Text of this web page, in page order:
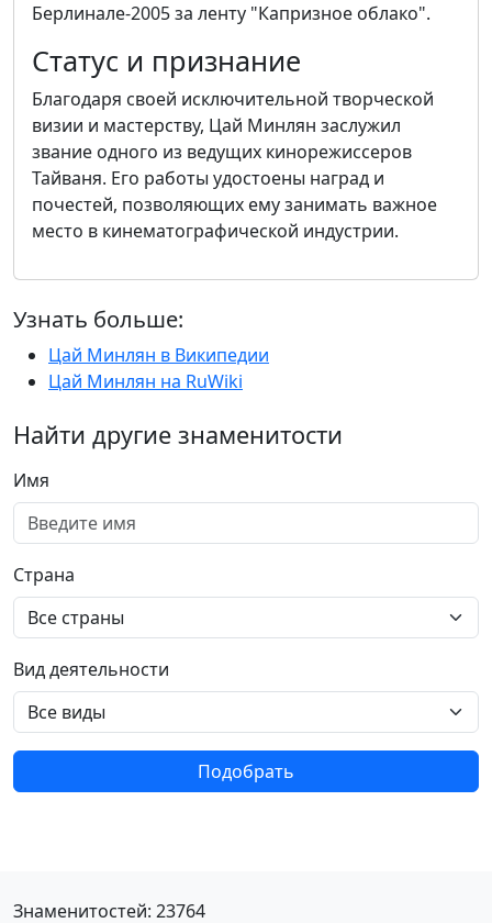
Берлинале-2005 за ленту "Капризное облако".
Статус и признание
Благодаря своей исключительной творческой
визии и мастерству, Цай Минлян заслужил
звание одного из ведущих кинорежиссеров
Тайваня. Его работы удостоены наград и
почестей, позволяющих ему занимать важное
место в кинематографической индустрии.
Узнать больше:
Цай Минлян в Википедии
Цай Минлян на RuWiki
Найти другие знаменитости
Имя
Страна
Вид деятельности
Подобрать
Знаменитостей: 23764